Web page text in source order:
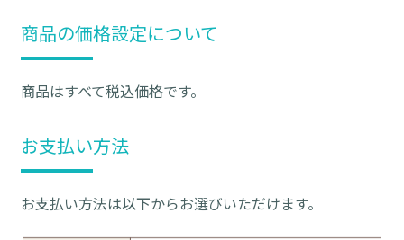
商品の価格設定について
商品はすべて税込価格です。
お支払い方法
お支払い方法は以下からお選びいただけます。